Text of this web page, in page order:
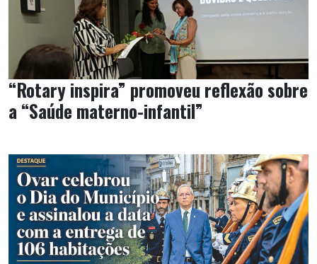
“Rotary inspira” promoveu reflexão sobre
a “Saúde materno-infantil”